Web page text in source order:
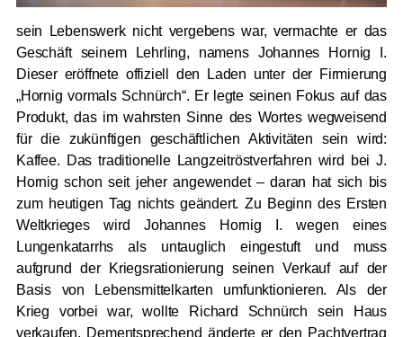
sein Lebenswerk nicht vergebens war, vermachte er das
Geschäft seinem Lehrling, namens Johannes Hornig I.
Dieser eröffnete offiziell den Laden unter der Firmierung
„Hornig vormals Schnürch“. Er legte seinen Fokus auf das
Produkt, das im wahrsten Sinne des Wortes wegweisend
für die zukünftigen geschäftlichen Aktivitäten sein wird:
Kaffee. Das traditionelle Langzeitröstverfahren wird bei J.
Hornig schon seit jeher angewendet – daran hat sich bis
zum heutigen Tag nichts geändert. Zu Beginn des Ersten
Weltkrieges wird Johannes Hornig I. wegen eines
Lungenkatarrhs als untauglich eingestuft und muss
aufgrund der Kriegsrationierung seinen Verkauf auf der
Basis von Lebensmittelkarten umfunktionieren. Als der
Krieg vorbei war, wollte Richard Schnürch sein Haus
verkaufen. Dementsprechend änderte er den Pachtvertrag